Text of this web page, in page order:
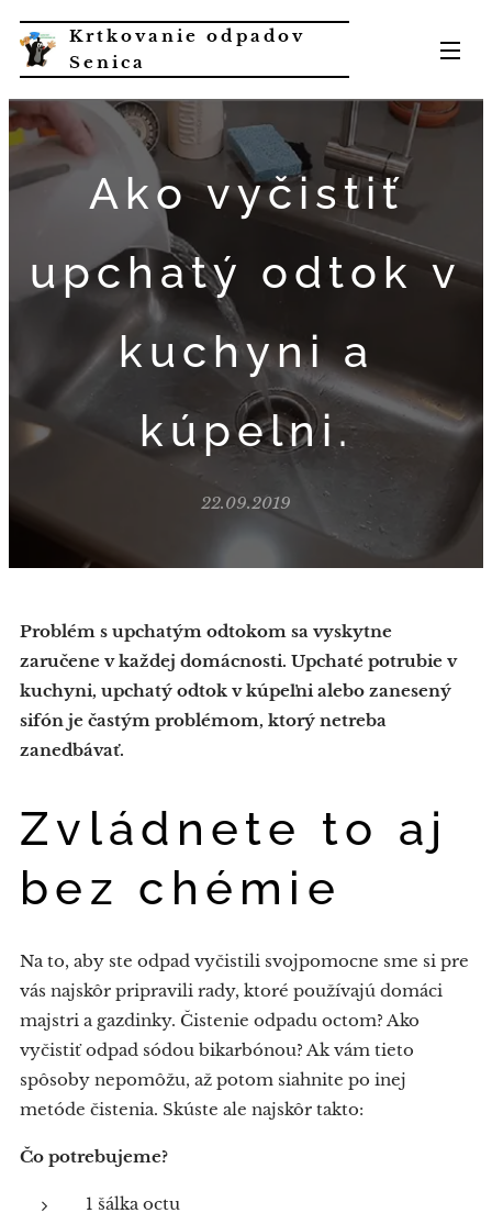
Krtkovanie odpadov
Senica
Ako vyčistiť
upchatý odtok v
kuchyni a
kúpelni.
22.09.2019
Problém s upchatým odtokom sa vyskytne
zaručene v každej domácnosti. Upchaté potrubie v
kuchyni, upchatý odtok v kúpeľni alebo zanesený
sifón je častým problémom, ktorý netreba
zanedbávať.
Zvládnete to aj
bez chémie
Na to, aby ste odpad vyčistili svojpomocne sme si pre
vás najskôr pripravili rady, ktoré používajú domáci
majstri a gazdinky. Čistenie odpadu octom? Ako
vyčistiť odpad sódou bikarbónou? Ak vám tieto
spôsoby nepomôžu, až potom siahnite po inej
metóde čistenia. Skúste ale najskôr takto:
Čo potrebujeme?
1 šálka octu